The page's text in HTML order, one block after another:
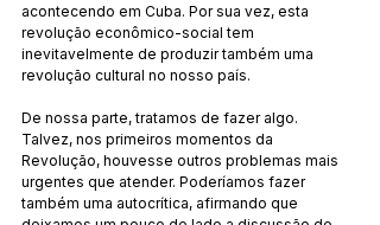
acontecendo em Cuba. Por sua vez, esta
revolução econômico-social tem
inevitavelmente de produzir também uma
revolução cultural no nosso país.
De nossa parte, tratamos de fazer algo.
Talvez, nos primeiros momentos da
Revolução, houvesse outros problemas mais
urgentes que atender. Poderíamos fazer
também uma autocrítica, afirmando que